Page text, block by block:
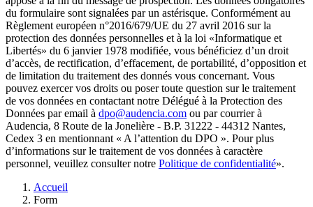
du formulaire sont signalées par un astérisque. Conformément au
Règlement européen n°2016/679/UE du 27 avril 2016 sur la
protection des données personnelles et à la loi «Informatique et
Libertés» du 6 janvier 1978 modifiée, vous bénéficiez d’un droit
d’accès, de rectification, d’effacement, de portabilité, d’opposition et
de limitation du traitement des donnés vous concernant. Vous
pouvez exercer vos droits ou poser toute question sur le traitement
de vos données en contactant notre Délégué à la Protection des
Données par email à dpo@audencia.com ou par courrier à
Audencia, 8 Route de la Jonelière - B.P. 31222 - 44312 Nantes,
Cedex 3 en mentionnant « A l’attention du DPO ». Pour plus
d’informations sur le traitement de vos données à caractère
personnel, veuillez consulter notre Politique de confidentialité».
d'Ariane
Accueil
Form